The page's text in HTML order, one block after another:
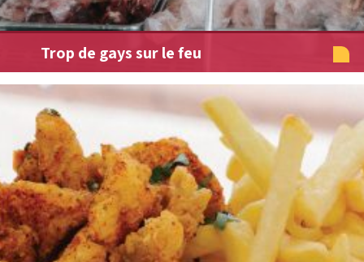
Trop de gays sur le feu